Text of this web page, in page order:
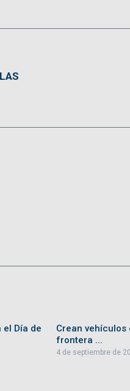
Día de
Crean
frontera ...
4 de septiembre de